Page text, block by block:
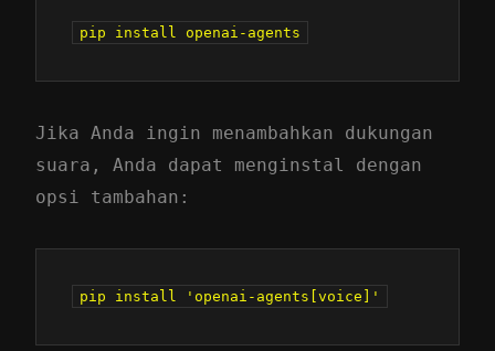
Jika Anda ingin menambahkan dukungan
suara, Anda dapat menginstal dengan
opsi tambahan: